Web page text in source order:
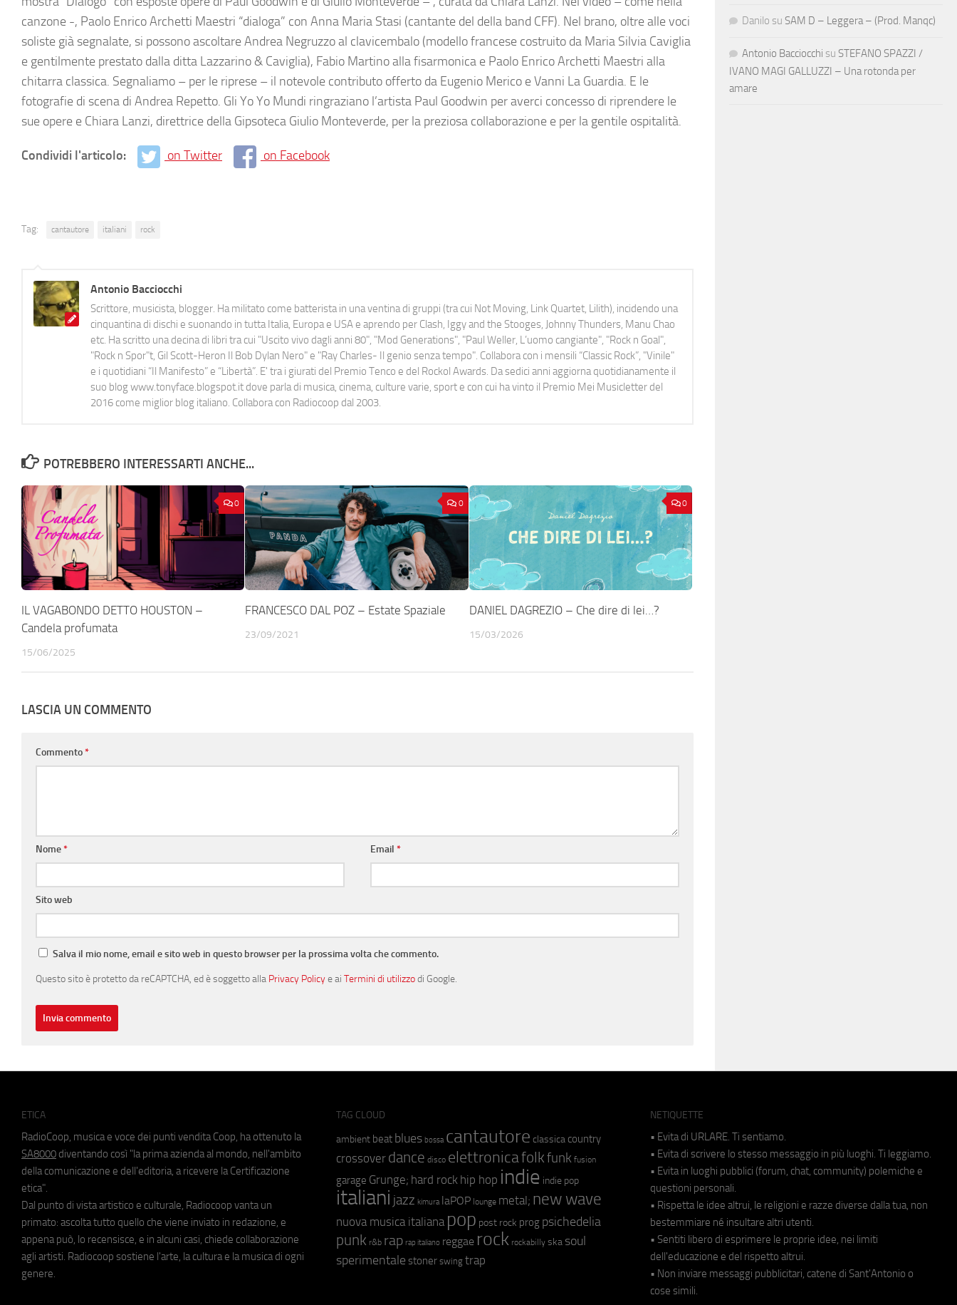
canzone -, Paolo Enrico Archetti Maestri “dialoga” con Anna Maria Stasi (cantante del della band CFF). Nel brano, oltre alle voci
soliste già segnalate, si possono ascoltare Andrea Negruzzo al clavicembalo (modello francese costruito da Maria Silvia Caviglia
e gentilmente prestato dalla ditta Lazzarino & Caviglia), Fabio Martino alla fisarmonica e Paolo Enrico Archetti Maestri alla
chitarra classica. Segnaliamo – per le riprese – il notevole contributo offerto da Eugenio Merico e Vanni La Guardia. E le
fotografie di scena di Andrea Repetto. Gli Yo Yo Mundi ringraziano l’artista Paul Goodwin per averci concesso di riprendere le
sue opere e Chiara Lanzi, direttrice della Gipsoteca Giulio Monteverde, per la preziosa collaborazione e per la gentile ospitalità.
Condividi l'articolo: on Twitter on Facebook
Tag: cantautore italiani rock
Antonio Bacciocchi
Scrittore, musicista, blogger. Ha militato come batterista in una ventina di gruppi (tra cui Not Moving, Link Quartet, Lilith), incidendo una
cinquantina di dischi e suonando in tutta Italia, Europa e USA e aprendo per Clash, Iggy and the Stooges, Johnny Thunders, Manu Chao
etc. Ha scritto una decina di libri tra cui "Uscito vivo dagli anni 80", "Mod Generations", "Paul Weller, L’uomo cangiante", "Rock n Goal",
"Rock n Spor"t, Gil Scott-Heron Il Bob Dylan Nero" e "Ray Charles- Il genio senza tempo". Collabora con i mensili “Classic Rock”, "Vinile"
e i quotidiani “Il Manifesto” e “Libertà”. E' tra i giurati del Premio Tenco e del Rockol Awards. Da sedici anni aggiorna quotidianamente il
suo blog www.tonyface.blogspot.it dove parla di musica, cinema, culture varie, sport e con cui ha vinto il Premio Mei Musicletter del
2016 come miglior blog italiano. Collabora con Radiocoop dal 2003.
POTREBBERO INTERESSARTI ANCHE...
0
IL VAGABONDO DETTO HOUSTON –
Candela profumata
15/06/2025
0
FRANCESCO DAL POZ – Estate Spaziale
23/09/2021
0
DANIEL DAGREZIO – Che dire di lei…?
15/03/2026
LASCIA UN COMMENTO
Commento*
Nome* Email*
Sito web
Salva il mio nome, email e sito web in questo browser per la prossima volta che commento.
Questo sito è protetto da reCAPTCHA, ed è soggetto alla Privacy Policye ai Termini di utilizzodi Google.
Danilo su SAM D – Leggera – (Prod. Manqc)
Antonio Bacciocchi su STEFANO SPAZZI /
IVANO MAGI GALLUZZI – Una rotonda per
amare
ETICA
RadioCoop, musica e voce dei punti vendita Coop, ha ottenuto la
SA8000 diventando così "la prima azienda al mondo, nell'ambito
della comunicazione e dell'editoria, a ricevere la Certificazione
etica".
Dal punto di vista artistico e culturale, Radiocoop vanta un
primato: ascolta tutto quello che viene inviato in redazione, e
appena può, lo recensisce, e in alcuni casi, chiede collaborazione
agli artisti. Radiocoop sostiene l'arte, la cultura e la musica di ogni
genere.
TAG CLOUD
ambient beat blues bossa cantautore classica country
crossover dance disco elettronicafolkfunk fusion
garage Grunge; hard rock hip hop indie indie pop
italiani jazz kimura laPOP lounge metal; new wave
nuova musica italiana pop post rock prog psichedelia
punk r&b rap rap italiano reggae rock rockabilly ska soul
sperimentale stoner swing trap
NETIQUETTE
• Evita di URLARE. Ti sentiamo.
• Evita di scrivere lo stesso messaggio in più luoghi. Ti leggiamo.
• Evita in luoghi pubblici (forum, chat, community) polemiche e
questioni personali.
• Rispetta le idee altrui, le religioni e razze diverse dalla tua, non
bestemmiare né insultare altri utenti.
• Sentiti libero di esprimere le proprie idee, nei limiti
dell'educazione e del rispetto altrui.
• Non inviare messaggi pubblicitari, catene di Sant'Antonio o
cose simili.